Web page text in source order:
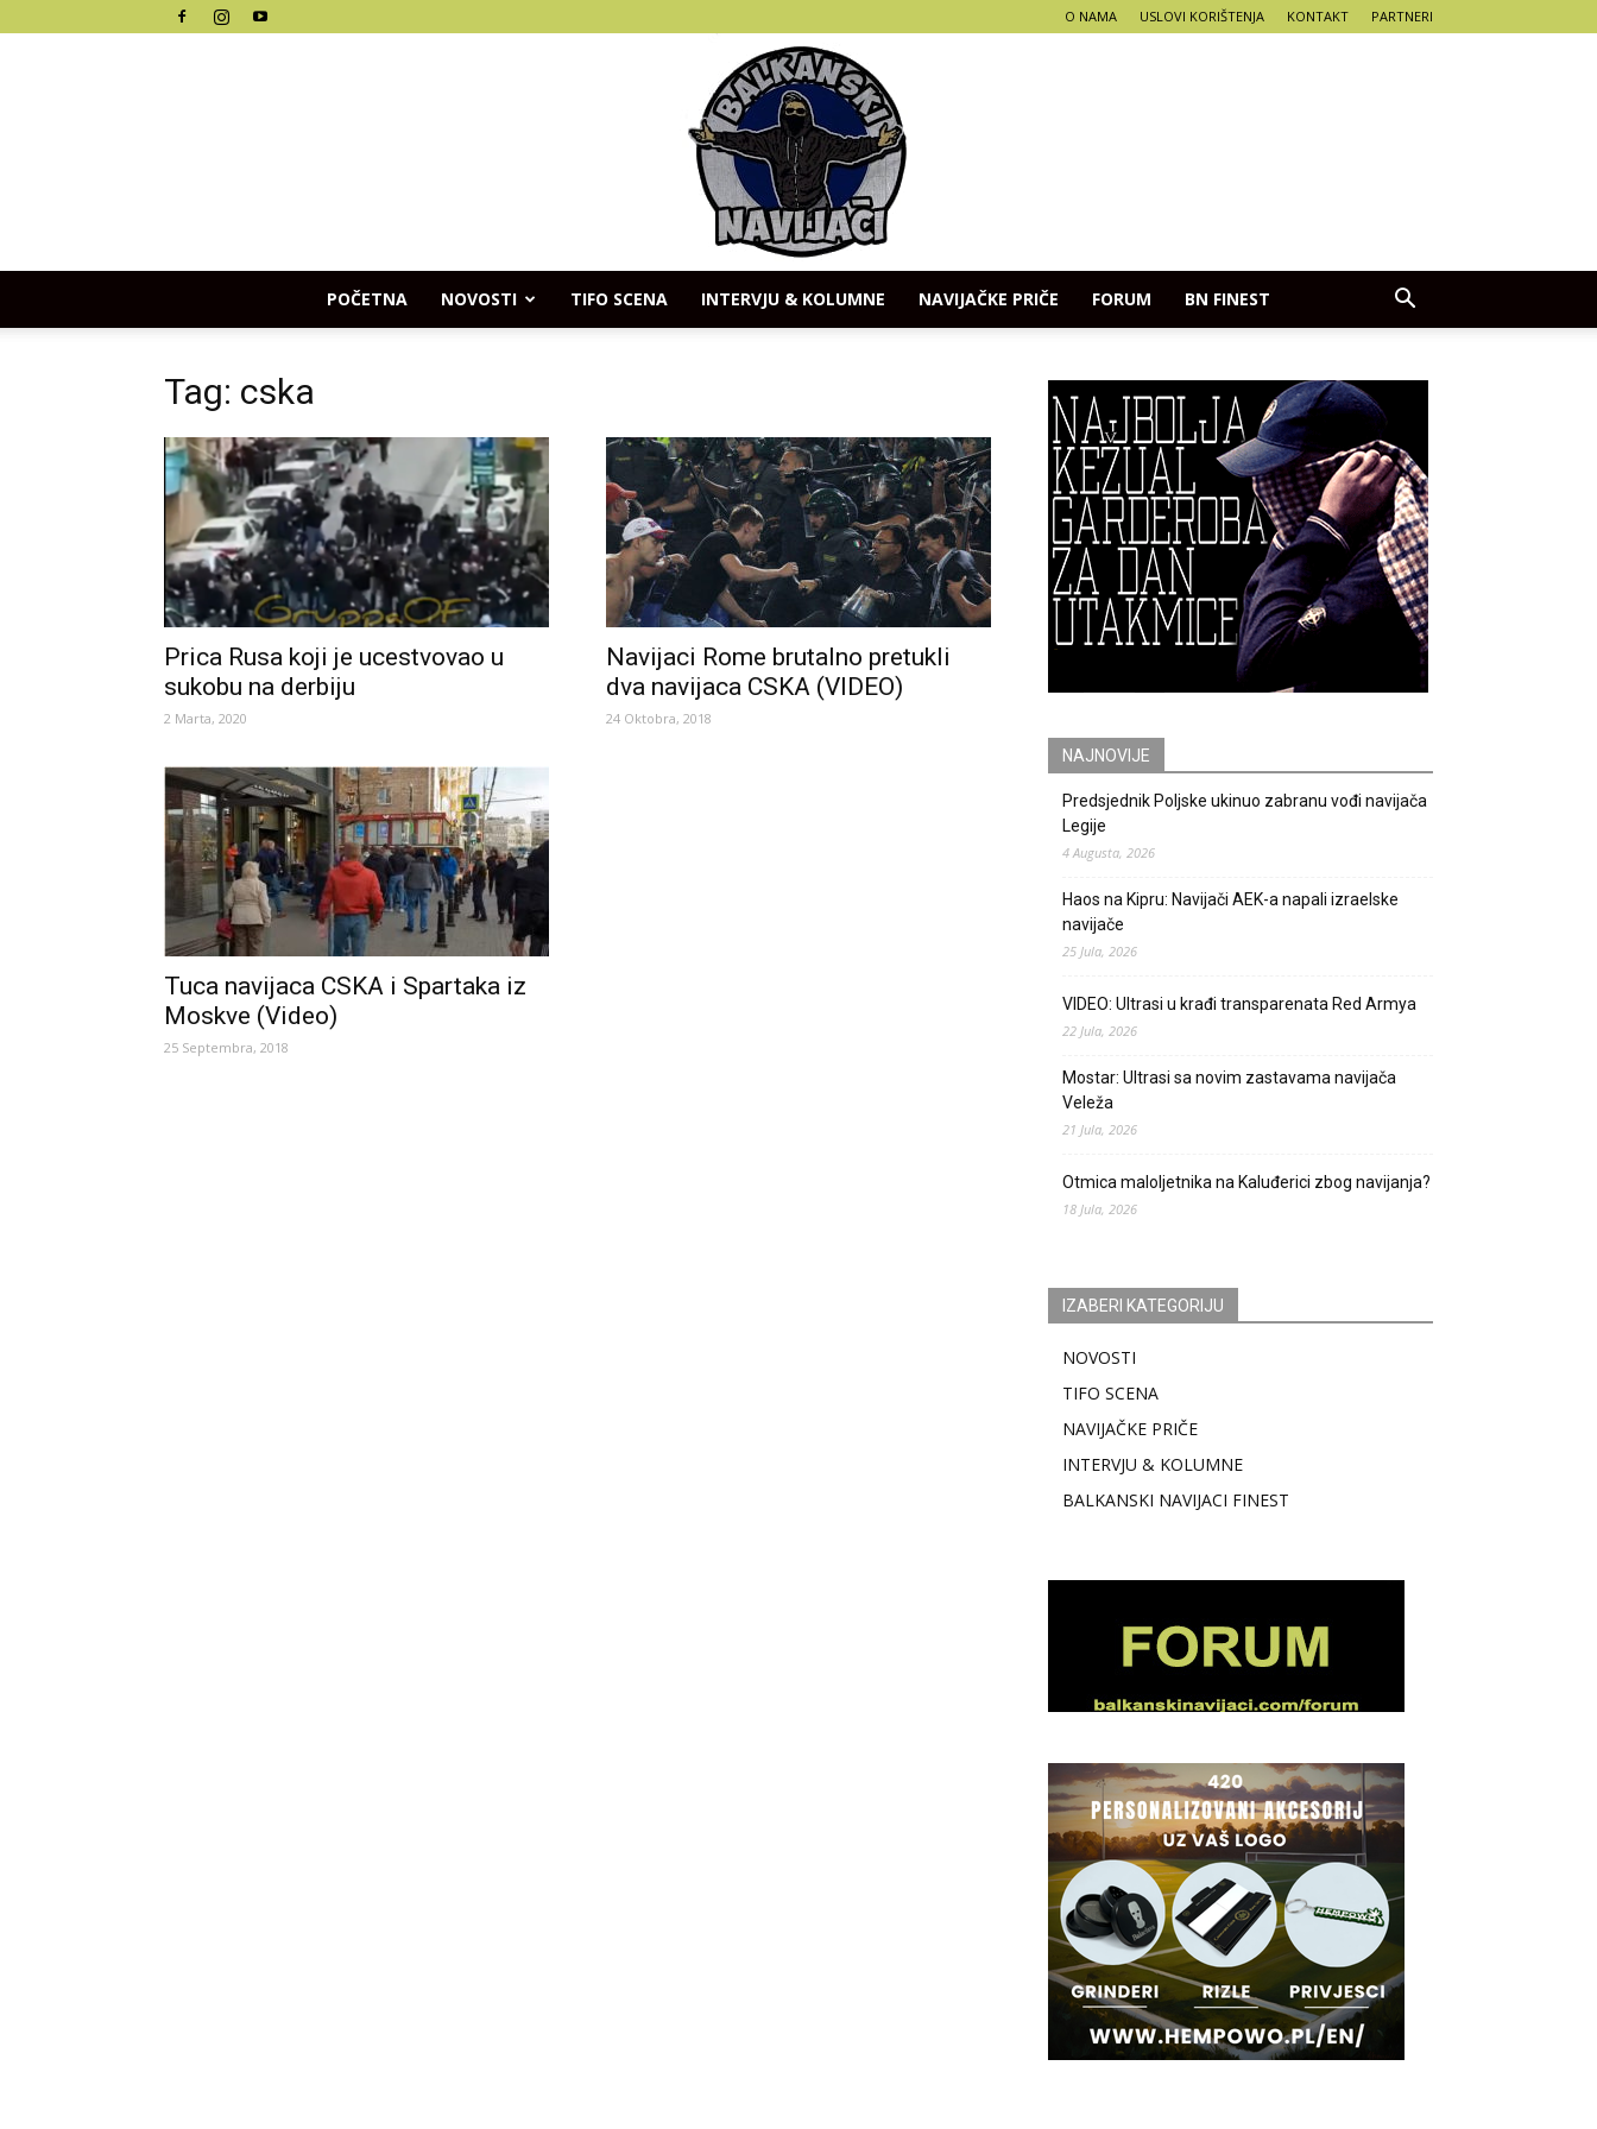
O NAMA USLOVI KORIŠTENJA KONTAKT PARTNERI
Navijaci
POČETNA NOVOSTI TIFO SCENA INTERVJU & KOLUMNE NAVIJAČKE PRIČE FORUM BN FINEST
Tag: cska
Prica Rusa koji je ucestvovao u
sukobu na derbiju
2 Marta, 2020
Navijaci Rome brutalno pretukli
dva navijaca CSKA (VIDEO)
24 Oktobra, 2018
Tuca navijaca CSKA i Spartaka iz
Moskve (Video)
25 Septembra, 2018
NAJNOVIJE
Predsjednik Poljske ukinuo zabranu vođi navijača
Legije
4 Augusta, 2026
Haos na Kipru: Navijači AEK-a napali izraelske
navijače
25 Jula, 2026
VIDEO: Ultrasi u krađi transparenata Red Armya
22 Jula, 2026
Mostar: Ultrasi sa novim zastavama navijača
Veleža
21 Jula, 2026
Otmica maloljetnika na Kaluđerici zbog navijanja?
18 Jula, 2026
IZABERI KATEGORIJU
NOVOSTI
TIFO SCENA
NAVIJAČKE PRIČE
INTERVJU & KOLUMNE
BALKANSKI NAVIJACI FINEST